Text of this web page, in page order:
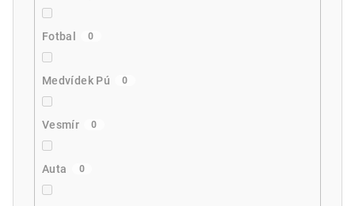
Fotbal 0
Medvídek Pú 0
Vesmír 0
Auta 0